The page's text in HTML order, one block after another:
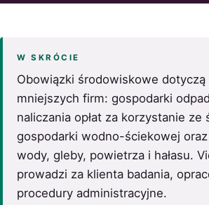
W SKRÓCIE
Obowiązki środowiskowe dotyczą
mniejszych firm: gospodarki
naliczania opłat za korzystanie ze
gospodarki wodno-ściekowej oraz
wody, gleby, powietrza i hałasu.
prowadzi za klienta badania,
procedury administracyjne.